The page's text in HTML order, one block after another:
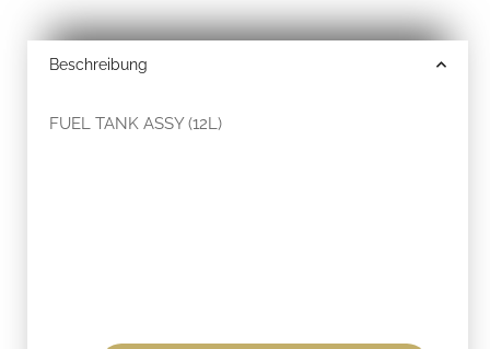
Beschreibung
FUEL TANK ASSY (12L)